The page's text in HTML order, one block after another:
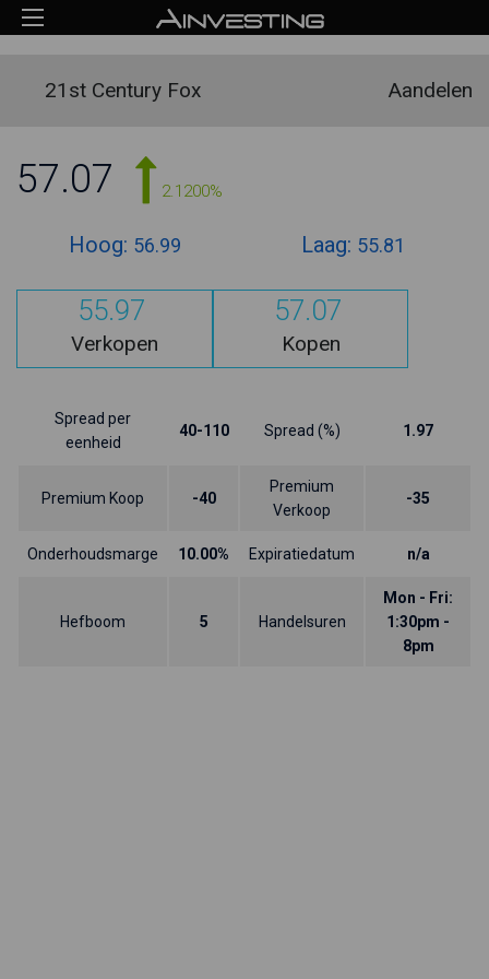
21st Century Fox Aandelen
57.07 2.1200%
Hoog: 56.99 Laag: 55.81
55.97
Verkopen
57.07
Kopen
Spread per
eenheid
40-110 Spread (%) 1.97
Premium Koop -40
Premium
Verkoop
-35
Onderhoudsmarge 10.00% Expiratiedatum n/a
Hefboom 5 Handelsuren
Mon - Fri:
1:30pm -
8pm